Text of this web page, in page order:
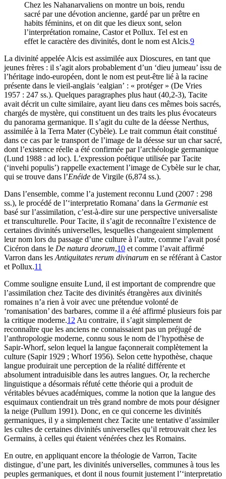
Chez les Nahanarvaliens on montre un bois, rendu
sacré par une dévotion ancienne, gardé par un prêtre en
habits féminins, et on dit que les dieux sont, selon
l’interprétation romaine, Castor et Pollux. Tel est en
effet le caractère des divinités, dont le nom est Alcis.9
La divinité appelée Alcis est assimilée aux Dioscures, en tant que
jeunes frères : il s’agit alors probablement d’un ‘dieu jumeau’ issu de
l’héritage indo-européen, dont le nom est peut-être lié à la racine
présente dans le vieil-anglais ‘ealgian’ : « protéger » (De Vries
1957 : 247 ss.). Quelques paragraphes plus haut (40,2-3), Tacite
avait décrit un culte similaire, ayant lieu dans ces mêmes bois sacrés,
chargés de mystère, qui constituent un des traits les plus évocateurs
du panorama germanique. Il s’agit du culte de la déesse Nerthus,
assimilée à la Terra Mater (Cybèle). Le trait commun était constitué
dans ce cas par le transport de l’image de la déesse sur un char sacré,
dont l’existence réelle a été confirmée par l’archéologie germanique
(Lund 1988 : ad loc). L’expression poétique utilisée par Tacite
(‘invehi populis’) rappelle exactement l’image de Cybèle sur le char,
qui se trouve dans l’Enéide de Virgile (6,874 ss.).
Dans l’ensemble, comme l’a justement reconnu Lund (2007 : 298
ss.), le procédé de l’‘interpretatio Romana’ dans la Germanie est
basé sur l’assimilation, c’est-à-dire sur une perspective universaliste
et transculturelle. Pour Tacite, il s’agit de reconnaître l’existence de
certaines divinités universelles, lesquelles changeaient simplement
leur nom lors du passage d’une culture à l’autre, comme l’avait posé
Cicéron dans le De natura deorum,10 et comme l’avait affirmé
Varron dans les Antiquitates rerum divinarum en se référant à Castor
et Pollux.11
Comme souligne ensuite Lund, il est important de comprendre que
l’assimilation chez Tacite des divinités étrangères aux divinités
romaines n’a rien à voir avec une prétendue volonté de
‘romanisation’ des barbares, comme il a été affirmé plusieurs fois par
la critique moderne.12 Au contraire, il s’agit simplement de
reconnaître que les anciens ne connaissaient pas un préjugé de
l’anthropologie moderne, connu sous le nom de l’hypothèse de
Sapir-Whorf, selon lequel la langue façonnerait complètement la
culture (Sapir 1929 ; Whorf 1956). Selon cette hypothèse, chaque
langue produirait une perception de la réalité différente et
absolument intraduisible dans les autres langues. Or, la recherche
linguistique a désormais réfuté cette théorie qui a produit de
véritables bévues académiques, comme la notion que la langue des
esquimaux contiendrait un très grand nombre de mots pour désigner
la neige (Pullum 1991). Donc, en ce qui concerne les divinités
germaniques, il y a simplement chez Tacite une tentative d’assimiler
les cultes de certaines divinités universelles qu’il retrouvait chez les
Germains, à celles qui étaient vénérées chez les Romains.
En outre, en appliquant encore la théologie de Varron, Tacite
distingue, d’une part, les divinités universelles, communes à tous les
peuples germaniques, et dont il nous fournit justement l’‘interpretatio